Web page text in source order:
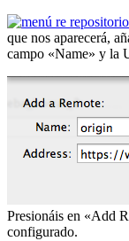
que nos aparecerá,
campo «Name» y la
Presionáis en «Add
configurado.